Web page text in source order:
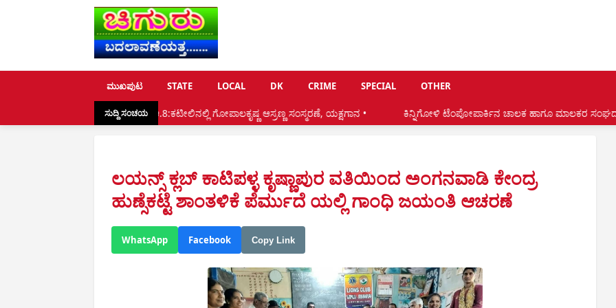
ಮುಖಪುಟ STATE LOCAL DK CRIME SPECIAL OTHER
ಸುದ್ದಿ ಸಂಚಯ
ಆ.8:ಕಟೀಲಿನಲ್ಲಿ ಗೋಪಾಲಕೃಷ್ಣ ಆಸ್ರಣ್ಣ ಸಂಸ್ಮರಣೆ, ಯಕ್ಷಗಾನ • ಕಿನ್ನಿಗೋಳಿ ಟೆಂಪೋಪಾರ್ಕಿನ ಚಾಲಕ ಹಾಗೂ ಮಾಲಕರ ಸಂಘದ ನೂತನ ಅಧ್ಯಕ್ಷರಾಗಿ
ಲಯನ್ಸ್ ಕ್ಲಬ್ ಕಾಟಿಪಳ್ಳ ಕೃಷ್ಣಾಪುರ ವತಿಯಿಂದ ಅಂಗನವಾಡಿ ಕೇಂದ್ರ
ಹುಣ್ಸೆಕಟ್ಟೆ ಶಾಂತಳಿಕೆ ಪೆರ್ಮುದೆ ಯಲ್ಲಿ ಗಾಂಧಿ ಜಯಂತಿ ಆಚರಣೆ
WhatsApp Facebook Copy Link